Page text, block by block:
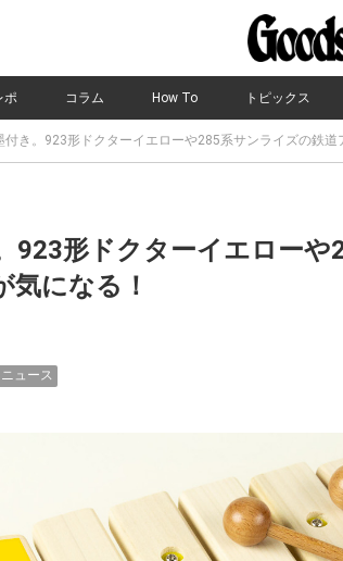
ポ コラム How To トピックス
付き。923形ドクターイエローや285系サンライズの鉄道
923形ドクターイエロー
気になる！
ニュース